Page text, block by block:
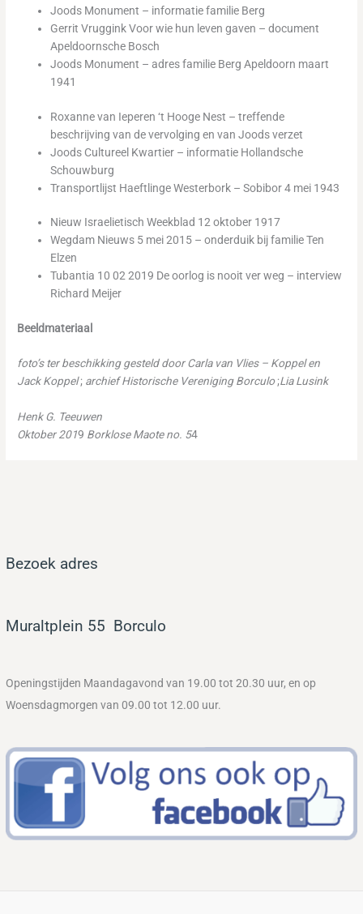
Bezoek adres
Muraltplein 55 Borculo
Openingstijden Maandagavond van 19.00 tot 20.30 uur, en op
Woensdagmorgen van 09.00 tot 12.00 uur.
Joods Monument – informatie familie Berg
Gerrit Vruggink Voor wie hun leven gaven – document
Apeldoornsche Bosch
Joods Monument – adres familie Berg Apeldoorn maart
1941
Roxanne van Ieperen ‘t Hooge Nest – treffende
beschrijving van de vervolging en van Joods verzet
Joods Cultureel Kwartier – informatie Hollandsche
Schouwburg
Transportlijst Haeftlinge Westerbork – Sobibor 4 mei 1943
Nieuw Israelietisch Weekblad 12 oktober 1917
Wegdam Nieuws 5 mei 2015 – onderduik bij familie Ten
Elzen
Tubantia 10 02 2019 De oorlog is nooit ver weg – interview
Richard Meijer
Beeldmateriaal
foto’s ter beschikking gesteld door Carla van Vlies – Koppel en
Jack Koppel; archief Historische Vereniging Borculo;Lia Lusink
Henk G. Teeuwen
Oktober 2019 Borklose Maote no. 54